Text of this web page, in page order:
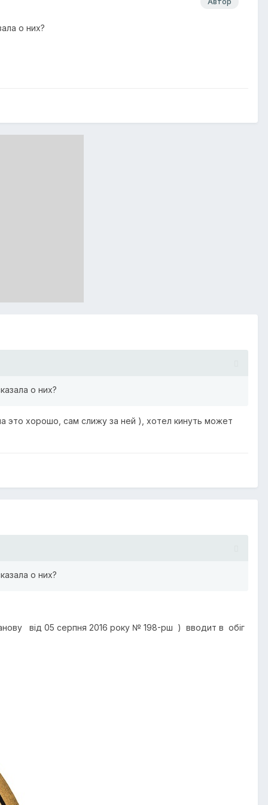
о них?
о них?
это хорошо, сам слижу за ней ), хотел кинуть может
о них?
від 05 серпня 2016 року № 198-рш ) вводит в обіг